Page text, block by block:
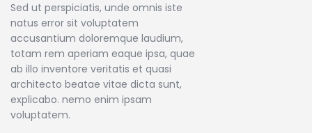
Sed ut perspiciatis, unde omnis iste
natus error sit voluptatem
accusantium doloremque laudium,
totam rem aperiam eaque ipsa, quae
ab illo inventore veritatis et quasi
architecto beatae vitae dicta sunt,
explicabo. nemo enim ipsam
voluptatem.